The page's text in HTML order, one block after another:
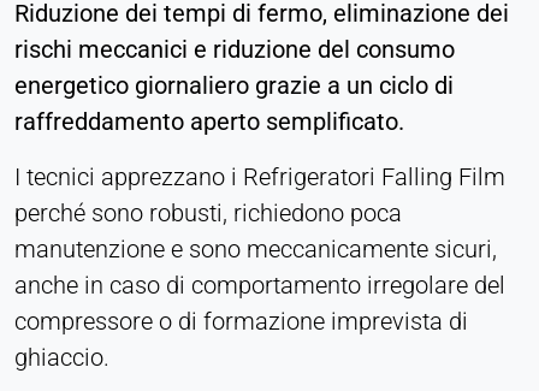
Riduzione dei tempi di fermo, eliminazione dei
rischi meccanici e riduzione del consumo
energetico giornaliero grazie a un ciclo di
raffreddamento aperto semplificato.
I tecnici apprezzano i Refrigeratori Falling Film
perché sono robusti, richiedono poca
manutenzione e sono meccanicamente sicuri,
anche in caso di comportamento irregolare del
compressore o di formazione imprevista di
ghiaccio.